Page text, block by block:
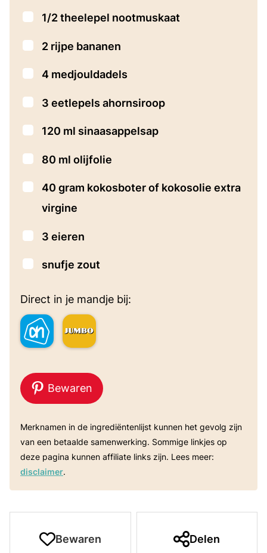
▢
1/2theelepel nootmuskaat
▢
2 rijpe bananen
▢
4 medjouldadels
▢
3 eetlepels ahornsiroop
▢
120 ml sinaasappelsap
▢
80 ml olijfolie
▢
40 gram kokosboterof kokosolie extra
virgine
▢
3 eieren
▢
snufje zout
Direct in je mandje bij:
Bewaren
Merknamen in de ingrediëntenlijst kunnen het gevolg zijn
van een betaalde samenwerking. Sommige linkjes op
deze pagina kunnen affiliate links zijn. Lees meer:
disclaimer.
Bewaren Delen